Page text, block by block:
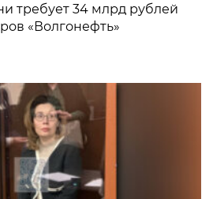
требует 34 млрд рублей
«Волгонефть»